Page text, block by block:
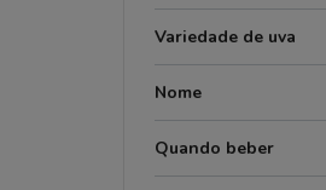
Variedade de uva
Nome
Quando beber